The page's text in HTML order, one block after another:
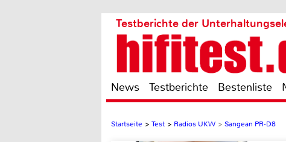
Testberichte der
News Testberichte Bestenliste
Startseite > Test > Radios UKW > Sangean PR-D8